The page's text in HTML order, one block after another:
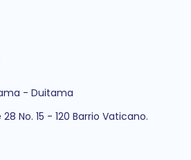
- Duitama
28 No. 15 - 120 Barrio Vaticano.